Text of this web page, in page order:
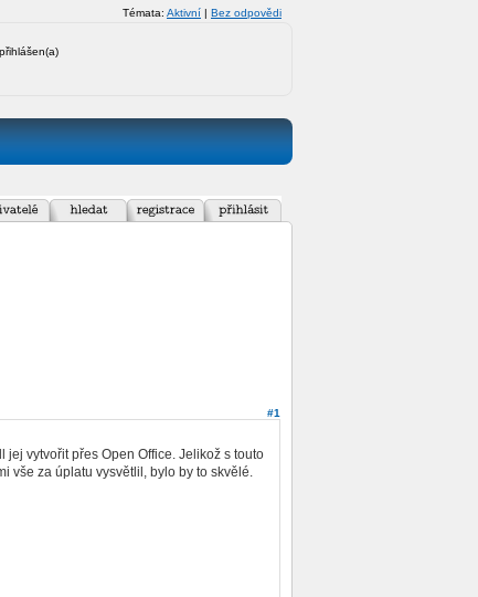
Témata: Aktivní | Bez odpovědi
#1
vytvořit přes Open Office. Jelikož s touto
vše za úplatu vysvětlil, bylo by to skvělé.